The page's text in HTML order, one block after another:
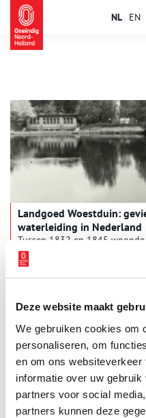
Deze website maakt
We gebruiken cookies om
personaliseren, om
en om ons
informatie over uw
partners voor social
partners kunnen deze
NL EN
Landgoed Woestduin:
waterleiding in Nederland
Tussen 1832 en 1845
op de buitenplaats
als schrijver, maar als
zijn sporen verdiend op
het koninklijk huis. Hij stond
van de Amsterdamse
systeem van waterleidingen